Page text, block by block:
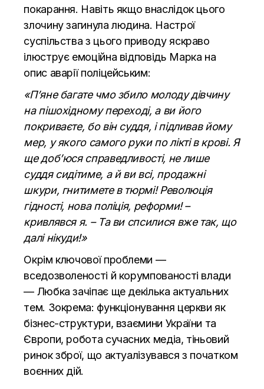
покарання. Навіть якщо внаслідок цього
злочину загинула людина. Настрої
суспільства з цього приводу яскраво
ілюструє емоційна відповідь Марка на
опис аварії поліцейським:
«П’яне багате чмо збило молоду дівчину
на пішохідному переході, а ви його
покриваєте, бо він суддя, і підливав йому
мер, у якого самого руки по лікті в крові. Я
ще доб’юся справедливості, не лише
суддя сидітиме, а й ви всі, продажні
шкури, гнитимете в тюрмі! Революція
гідності, нова поліція, реформи! –
кривлявся я. – Та ви спсилися вже так, що
далі нікуди!»
Окрім ключової проблеми —
вседозволеності й корумпованості влади
— Любка зачіпає ще декілька актуальних
тем. Зокрема: функціонування церкви як
бізнес-структури, взаємини України та
Європи, робота сучасних медіа, тіньовий
ринок зброї, що актуалізувався з початком
воєнних дій.